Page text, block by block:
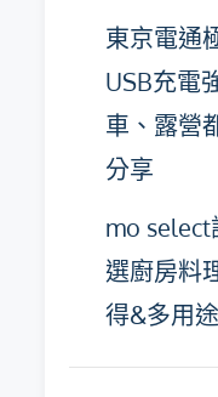
東京電通
USB充電
車、露營
分享
mo select
選廚房料
得&多用